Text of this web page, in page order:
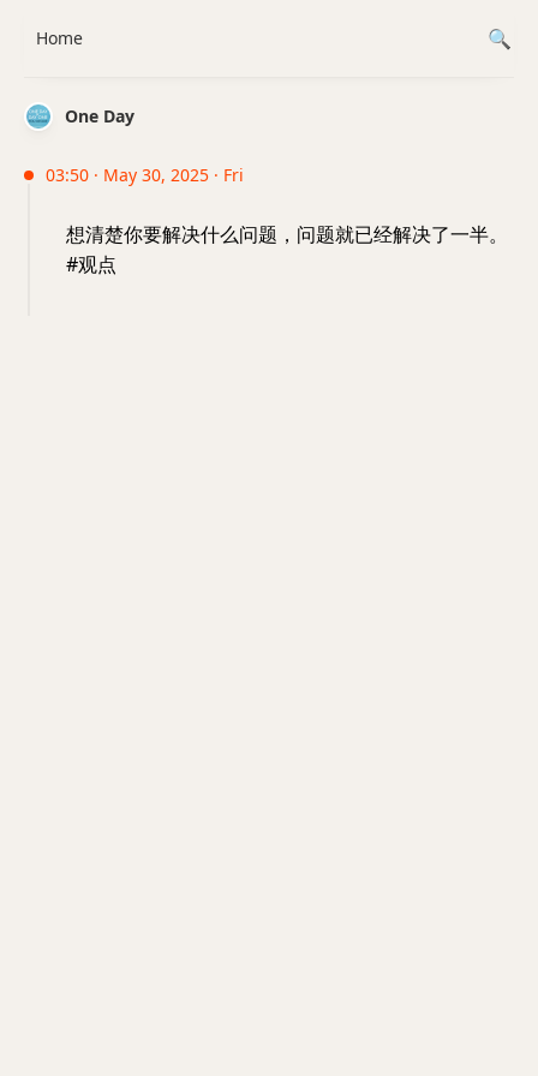
One Day
03:50 · May 30, 2025 · Fri
想清楚你要解决什么问题，问题就已经解决了一半。
#观点
Home